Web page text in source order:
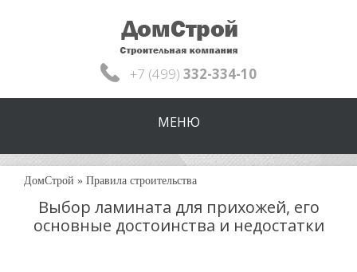
+7 (499) 332-334-10
МЕНЮ
ДомСтрой » Правила строительства
Выбор ламината для прихожей, его
основные достоинства и недостатки